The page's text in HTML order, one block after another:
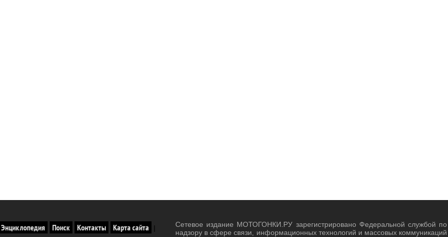
Энциклопедия Поиск Контакты Карта сайта |
Сетевое издание МОТОГОНКИ.РУ зарегистрировано Федеральной службой по
надзору в сфере связи, информационных технологий и массовых коммуникаций